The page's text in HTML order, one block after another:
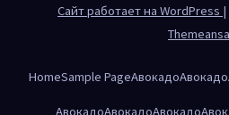
Сайт работает на WordPress |
HomeSample PageАвокадоАвокадо
АвокадоАвокадоАвокадо